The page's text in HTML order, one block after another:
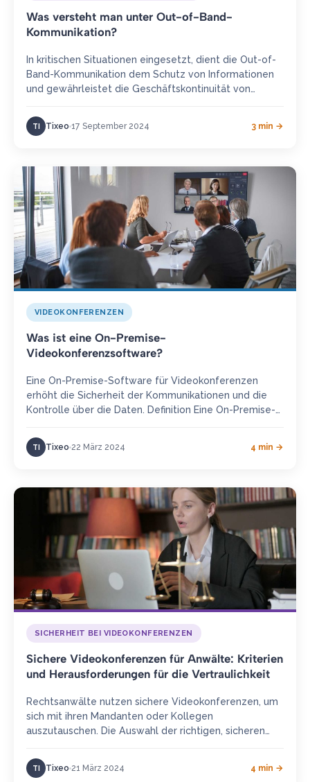
Was versteht man unter Out-of-Band-
Kommunikation?
In kritischen Situationen eingesetzt, dient die Out-of-
Band-Kommunikation dem Schutz von Informationen
und gewährleistet die Geschäftskontinuität von
Band-Kommunikation bezeichnet Kommunikationen,
die außerhalb…
TI Tixeo 17 September 2024 3 min →
VIDEOKONFERENZEN
Was ist eine On-Premise-
Videokonferenzsoftware?
Eine On-Premise-Software für Videokonferenzen
erhöht die Sicherheit der Kommunikationen und die
Kontrolle über die Daten. Definition Eine On-Premise-
Audio- und Videokommunikationen, die…
TI Tixeo 22 März 2024 4 min →
SICHERHEIT BEI VIDEOKONFERENZEN
Sichere Videokonferenzen für Anwälte: Kriterien
und Herausforderungen für die Vertraulichkeit
Rechtsanwälte nutzen sichere Videokonferenzen, um
sich mit ihren Mandanten oder Kollegen
auszutauschen. Die Auswahl der richtigen, sicheren
welche Kriterien die…
TI Tixeo 21 März 2024 4 min →